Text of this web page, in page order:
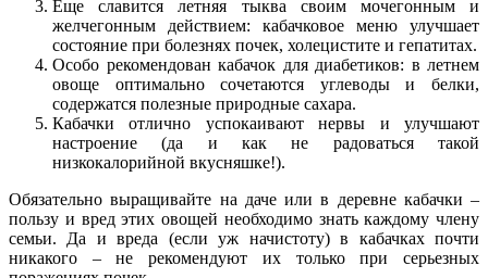
Еще славится летняя тыква своим мочегонным и
желчегонным действием: кабачковое меню улучшает
состояние при болезнях почек, холецистите и гепатитах.
Особо рекомендован кабачок для диабетиков: в летнем
овоще оптимально сочетаются углеводы и белки,
содержатся полезные природные сахара.
Кабачки отлично успокаивают нервы и улучшают
настроение (да и как не радоваться такой
низкокалорийной вкусняшке!).
Обязательно выращивайте на даче или в деревне кабачки –
пользу и вред этих овощей необходимо знать каждому члену
семьи. Да и вреда (если уж начистоту) в кабачках почти
никакого – не рекомендуют их только при серьезных